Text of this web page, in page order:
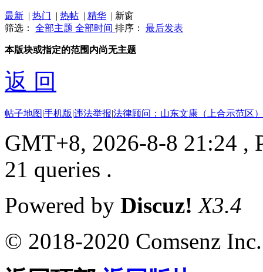
最新 | 热门 | 热帖 | 精华 | 新窗
筛选： 全部主题 全部时间 排序： 最后发表
本版块或指定的范围内尚无主题
返 回
帖子地图|手机版|违法举报|法律顾问：山东文康（上合示范区
GMT+8, 2026-8-8 21:24 ,
21 queries .
Powered by Discuz! X3.4
© 2018-2020 Comsenz Inc.